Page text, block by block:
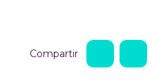
Compartir